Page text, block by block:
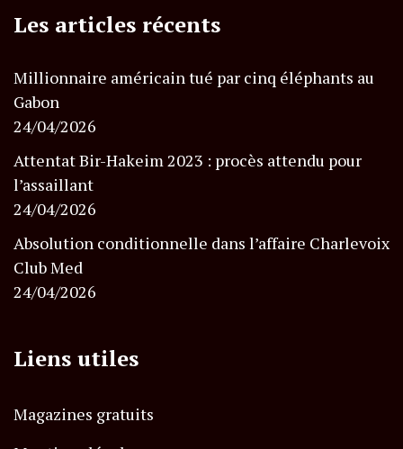
Les articles récents
Millionnaire américain tué par cinq éléphants au
Gabon
24/04/2026
Attentat Bir-Hakeim 2023 : procès attendu pour
l’assaillant
24/04/2026
Absolution conditionnelle dans l’affaire Charlevoix
Club Med
24/04/2026
Liens utiles
Magazines gratuits